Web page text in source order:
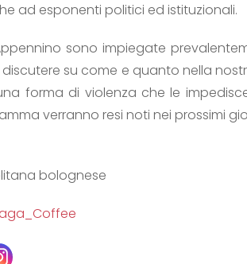
ad esponenti politici ed istituzionali.
sono impiegate
discutere su come e quanto nella
forma di violenza che le
verranno resi noti nei prossimi
bolognese